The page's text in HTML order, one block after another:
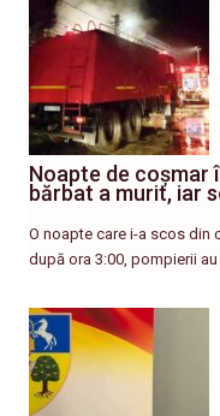
Noapte de coșmar
bărbat a murit, iar
O noapte care i-a scos din
după ora 3:00, pompierii